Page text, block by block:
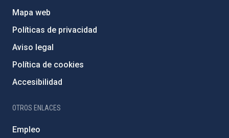
Mapa web
Políticas de privacidad
Aviso legal
Política de cookies
Accesibilidad
OTROS ENLACES
Empleo